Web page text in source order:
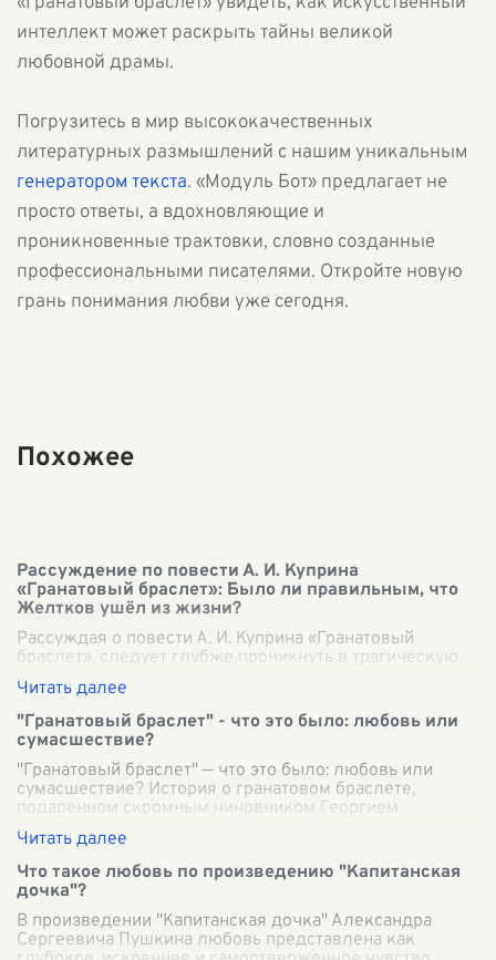
интеллект может раскрыть тайны великой
любовной драмы.
Погрузитесь в мир высококачественных
литературных размышлений с нашим уникальным
генератором текста. «Модуль Бот» предлагает не
просто ответы, а вдохновляющие и
проникновенные трактовки, словно созданные
профессиональными писателями. Откройте новую
грань понимания любви уже сегодня.
Похожее
Рассуждение по повести А. И. Куприна
«Гранатовый браслет»: Было ли правильным, что
Желтков ушёл из жизни?
Рассуждая о повести А. И. Куприна «Гранатовый
браслет», следует глубже проникнуть в трагическую
судьбу главного героя, Желткова, и задаться
вопросом: было ли правильным его решение
"Гранатовый браслет" - что это было: любовь или
сумасшествие?
"Гранатовый браслет" — что это было: любовь или
сумасшествие? История о гранатовом браслете,
подаренном скромным чиновником Георгием
Желтковым княгине Вере Шеиной, продолжает волн
Что такое любовь по произведению "Капитанская
дочка"?
В произведении "Капитанская дочка" Александра
Сергеевича Пушкина любовь представлена как